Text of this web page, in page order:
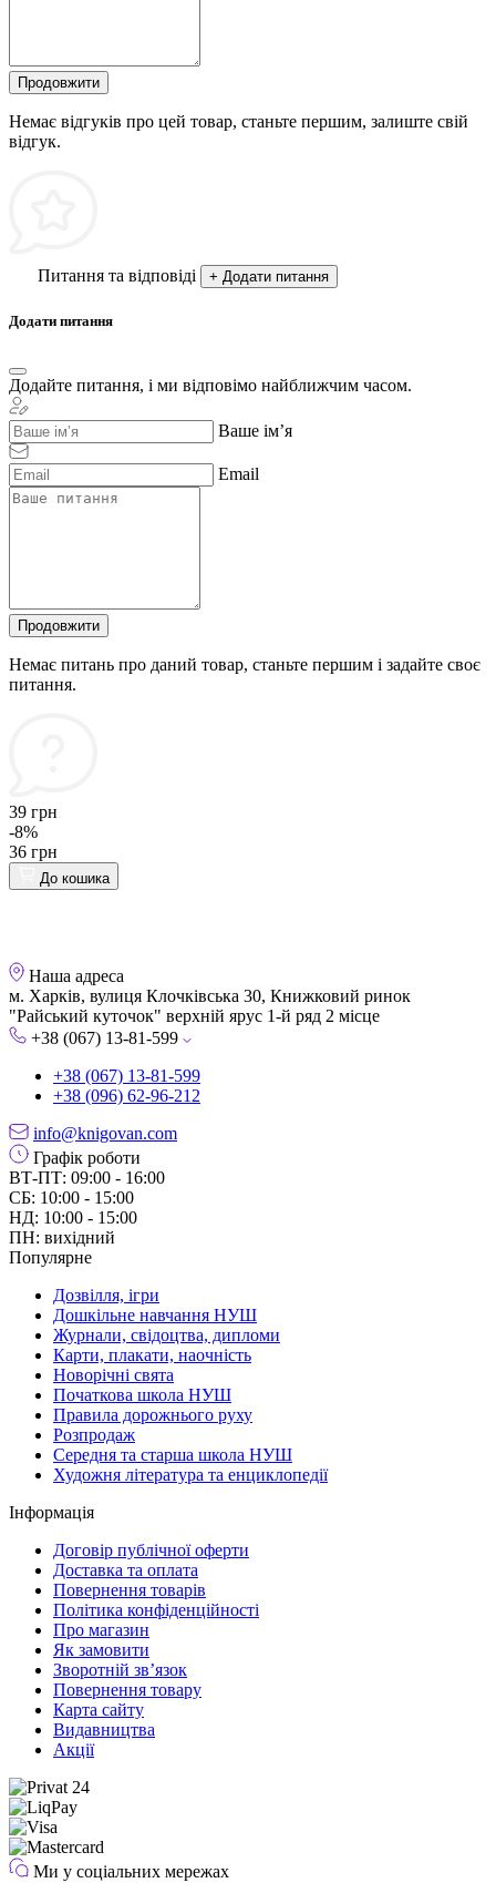
Продовжити
Немає відгуків про цей товар, станьте першим, залиште свій
відгук.
Питання та відповіді + Додати питання
Додати питання
Додайте питання, і ми відповімо найближчим часом.
Ваше ім’я
Email
Продовжити
Немає питань про даний товар, станьте першим і задайте своє
питання.
39 грн
-8%
36 грн
До кошика
Наша адреса
м. Харків, вулиця Клочківська 30, Книжковий ринок
"Райський куточок" верхній ярус 1-й ряд 2 місце
+38 (067) 13-81-599
+38 (067) 13-81-599
+38 (096) 62-96-212
info@knigovan.com
Графік роботи
ВТ-ПТ: 09:00 - 16:00
СБ: 10:00 - 15:00
НД: 10:00 - 15:00
ПН: вихідний
Популярне
Дозвілля, ігри
Дошкільне навчання НУШ
Журнали, свідоцтва, дипломи
Карти, плакати, наочність
Новорічні свята
Початкова школа НУШ
Правила дорожнього руху
Розпродаж
Середня та старша школа НУШ
Художня література та енциклопедії
Інформація
Договір публічної оферти
Доставка та оплата
Повернення товарів
Політика конфіденційності
Про магазин
Як замовити
Зворотній зв’язок
Повернення товару
Карта сайту
Видавництва
Акції
Ми у соціальних мережах